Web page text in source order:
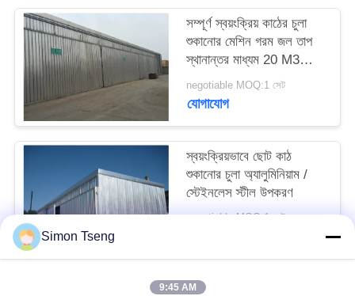
সম্পূর্ণ স্বয়ংক্রিয় কাঠের চুলা
শুকানোর মেশিন গরম জল তাপ
স্থানান্তর মাধ্যম 20 M3
ক্ষমতা
negotiable MOQ:1 সেট
যোগাযোগ
স্বয়ংক্রিয়ভাবে ছোট কাঠ
শুকানোর চুলা অ্যালুমিনিয়াম /
স্টেইনলেস স্টীল উপকরণ
negotiable MOQ:1 সেট
Simon Tseng
9:45 AM